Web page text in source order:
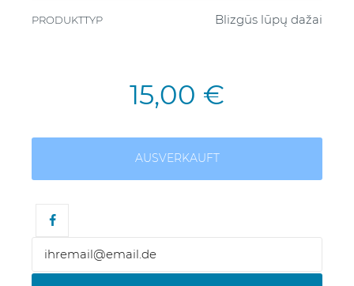
PRODUKTTYP Blizgūs lūpų dažai
15,00 €
AUSVERKAUFT